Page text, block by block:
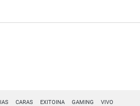
CARAS EXITOINA GAMING VIVO